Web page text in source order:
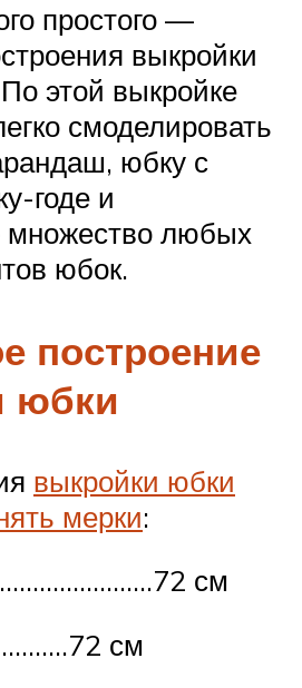
простого —
выкройки
этой выкройке
смоделировать
юбку с
годе и
множество любых
юбок.
построение
юбки
выкройки юбки
мерки:
см
см